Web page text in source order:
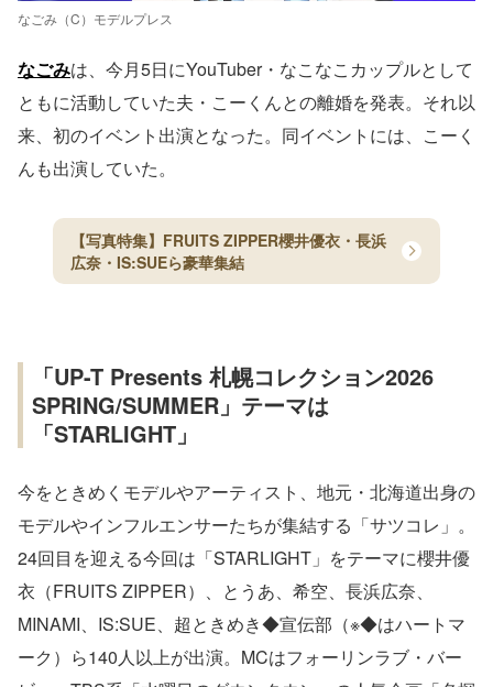
なごみ（C）モデルプレス
なごみは、今月5日にYouTuber・なこなこカップルとして
ともに活動していた夫・こーくんとの離婚を発表。それ以
来、初のイベント出演となった。同イベントには、こーく
んも出演していた。
【写真特集】FRUITS ZIPPER櫻井優衣・長浜
広奈・IS:SUEら豪華集結
「UP-T Presents 札幌コレクション2026
SPRING/SUMMER」テーマは
「STARLIGHT」
今をときめくモデルやアーティスト、地元・北海道出身の
モデルやインフルエンサーたちが集結する「サツコレ」。
24回目を迎える今回は「STARLIGHT」をテーマに櫻井優
衣（FRUITS ZIPPER）、とうあ、希空、長浜広奈、
MINAMI、IS:SUE、超ときめき◆宣伝部（※◆はハートマ
ーク）ら140人以上が出演。MCはフォーリンラブ・バー